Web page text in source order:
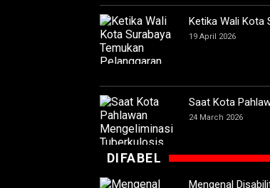
Ketika Wali Kota
19 April 2026
Saat Kota
24 March 2026
DIFABEL
Mengenal